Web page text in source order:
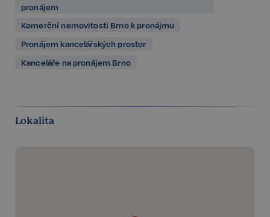
pronájem
Komerční nemovitosti Brno k pronájmu
Pronájem kancelářských prostor
Kanceláře na pronájem Brno
Lokalita